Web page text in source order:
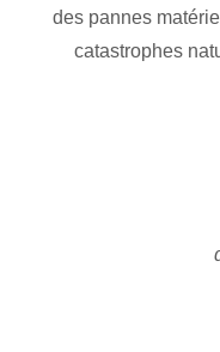
des pannes
catastrophes